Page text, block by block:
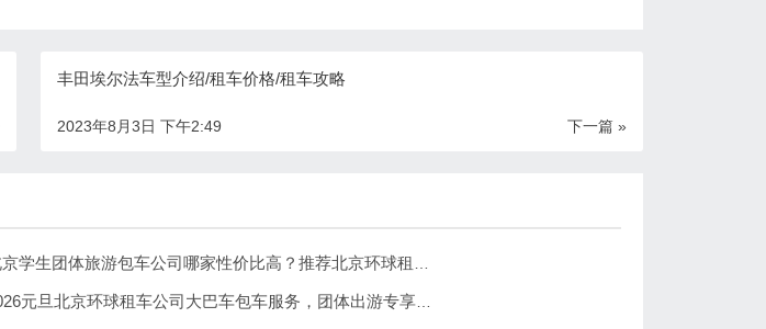
丰田埃尔法车型介绍/租车价格/租车攻略
下一篇 »
2023年8月3日 下午2:49
北京学生团体旅游包车公司哪家性价比高？推荐北京环球租车公司
2026元旦北京环球租车公司大巴车包车服务，团体出游专享优惠